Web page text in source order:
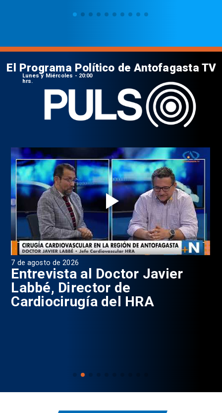
7 de agosto de 2026
Entrevista al Doctor Javier
Labbé, Director de
Cardiocirugía del HRA
El Programa Político de Antofagasta TV
Lunes y Miércoles - 20:00
hrs.